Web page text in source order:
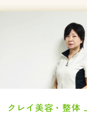
クレイ美容・整体